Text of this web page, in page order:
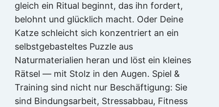
gleich ein Ritual beginnt, das ihn fordert,
belohnt und glücklich macht. Oder Deine
Katze schleicht sich konzentriert an ein
selbstgebasteltes Puzzle aus
Naturmaterialien heran und löst ein kleines
Rätsel — mit Stolz in den Augen. Spiel &
Training sind nicht nur Beschäftigung: Sie
sind Bindungsarbeit, Stressabbau, Fitness